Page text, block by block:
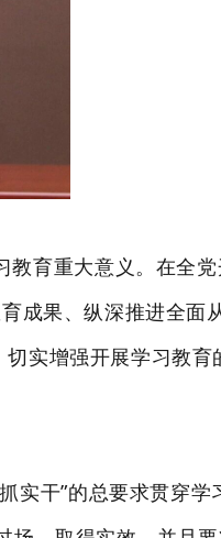
教育重大意义。在全
成果、纵深推进全面
实增强开展学习教育
实干”的总要求贯穿学